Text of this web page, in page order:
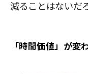
減ることはないだ
「時間価値」が変